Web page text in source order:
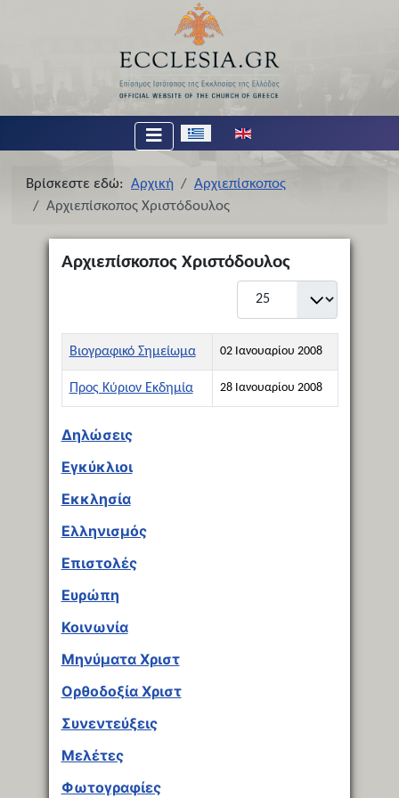
Επιλέξτε τη γλώσσα σας
Βρίσκεστε εδώ: Αρχική
Αρχιεπίσκοπος
Αρχιεπίσκοπος Χριστόδουλος
Αρχιεπίσκοπος Χριστόδουλος
Εμφάνιση #
Τίτλος Ημερομηνία Δημιουργίας
Βιογραφικό Σημείωμα 02 Ιανουαρίου 2008
Προς Κύριον Εκδημία 28 Ιανουαρίου 2008
Δηλώσεις
Εγκύκλιοι
Εκκλησία
Ελληνισμός
Επιστολές
Ευρώπη
Κοινωνία
Μηνύματα Χριστ
Ορθοδοξία Χριστ
Συνεντεύξεις
Μελέτες
Φωτογραφίες